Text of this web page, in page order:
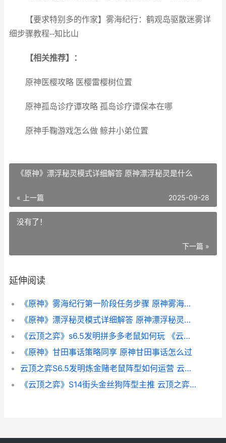
【要求特别多的作家】雾海纪行：鹤观岛驱散迷雾详
细步骤教程--知比山
【相关推荐】：
原神医樱攻略 医樱雷樱树位置
原神孤岛诊疗谭攻略 孤岛诊疗谭保本在哪
原神手鞠游戏怎么做 鲸井小弟位置
《原神》漂浮秘灵模式详细解答 原神漂浮秘灵是什么
« 上一篇 2025-09-28
没有了！
下一篇 »
延伸阅读
《原神》雾海纪行第一阶段任务步骤 原神雾海纪行解开石头之谜
《原神》漂浮秘灵模式详细解答 原神漂浮秘灵是什么
《云顶之弈》s6.5发明拼多多老鼠如何玩 《云顶之弈》如何具体操作炼丹-
《原神》甘田事话策略同享 原神甘田事话怎么过
云顶之弈S6.5发明炼金赌老鼠阵型如何运营 云顶之弈 s6
《云顶之弈》S14街头金丝狗阵型主推 云顶之弈s14莫甘娜